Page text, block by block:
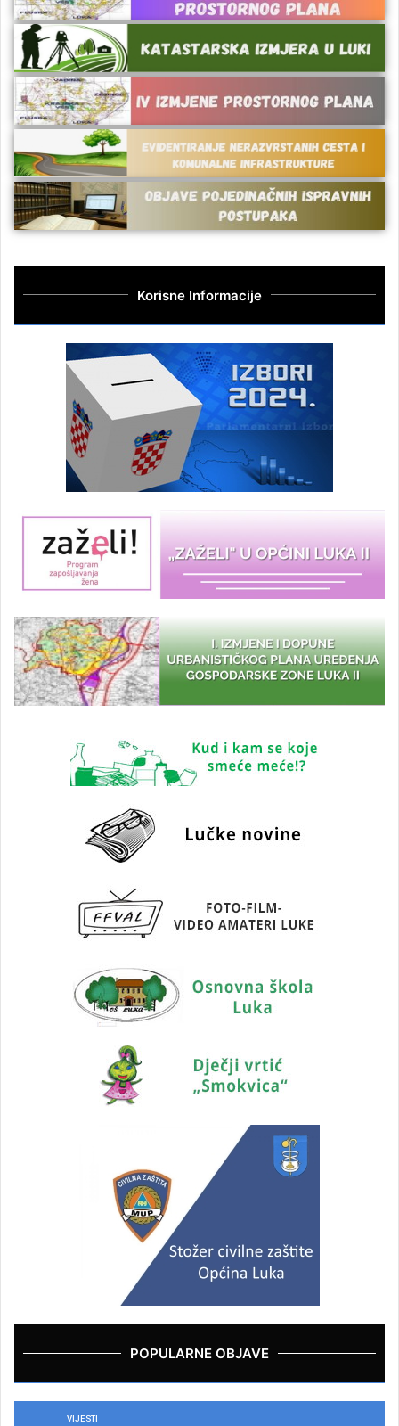
Korisne Informacije
POPULARNE OBJAVE
VIJESTI